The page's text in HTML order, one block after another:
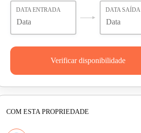
DATA ENTRADA DATA SAÍDA
Verificar disponibilidade
COM ESTA PROPRIEDADE